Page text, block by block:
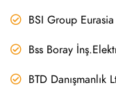
BSI Group
Bss Boray
BTD Danışmanlık